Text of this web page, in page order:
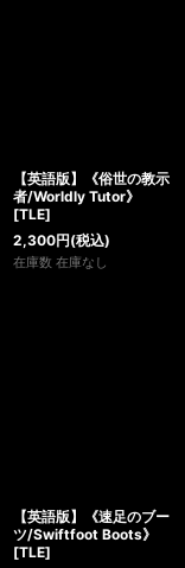
【英語版】《俗世の教示
者/Worldly Tutor》
[TLE]
2,300円(税込)
在庫数 在庫なし
【英語版】《速足のブー
ツ/Swiftfoot Boots》
[TLE]